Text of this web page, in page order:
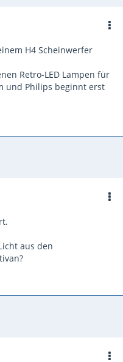
H4 Scheinwerfer
Retro-LED Lampen für
und Philips beginnt erst
aus den